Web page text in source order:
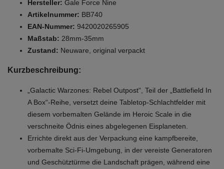
Hersteller: Gale Force Nine
Artikelnummer: BB740
EAN-Nummer: 9420020265905
Maßstab: 28mm-35mm
Zustand: Neuware, original verpackt
Kurzbeschreibung:
„Galactic Warzones: Rebel Outpost“, Teil der „Battlefield In
A Box“-Reihe, versetzt deine Tabletop-Schlachtfelder mit
diesem vorbemalten Gelände im Heroic Scale in die
verschneite Ödnis eines abgelegenen Eisplaneten.
Errichte direkt aus der Verpackung eine kampfbereite,
vorbemalte Sci-Fi-Umgebung, in der vereiste Generatoren
und Geschütztürme die Landschaft prägen, während eine